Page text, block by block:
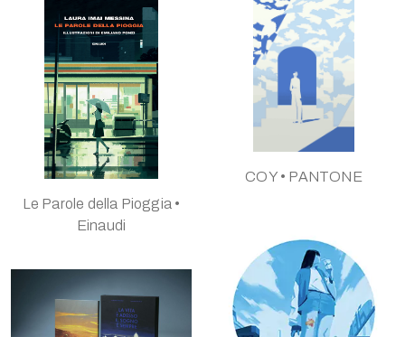
COY • PANTONE
Le Parole della Pioggia •
Einaudi